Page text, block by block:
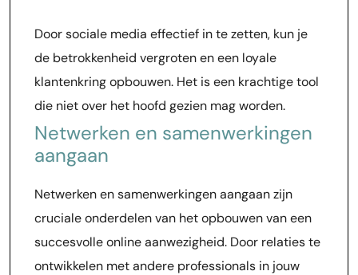
Door sociale media effectief in te zetten, kun je
de betrokkenheid vergroten en een loyale
klantenkring opbouwen. Het is een krachtige tool
die niet over het hoofd gezien mag worden.
Netwerken en samenwerkingen
aangaan
Netwerken en samenwerkingen aangaan zijn
cruciale onderdelen van het opbouwen van een
succesvolle online aanwezigheid. Door relaties te
ontwikkelen met andere professionals in jouw